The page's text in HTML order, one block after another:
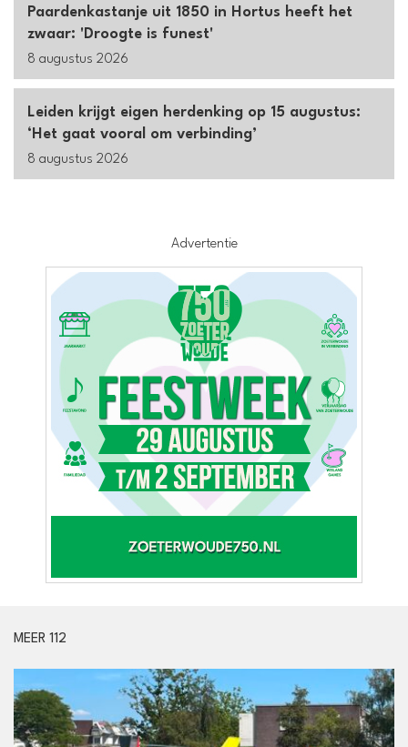
Paardenkastanje uit 1850 in Hortus heeft het
zwaar: 'Droogte is funest'
8 augustus 2026
Leiden krijgt eigen herdenking op 15 augustus:
‘Het gaat vooral om verbinding’
8 augustus 2026
Advertentie
MEER 112